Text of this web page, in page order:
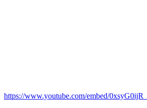
https://www.youtube.com/embed/